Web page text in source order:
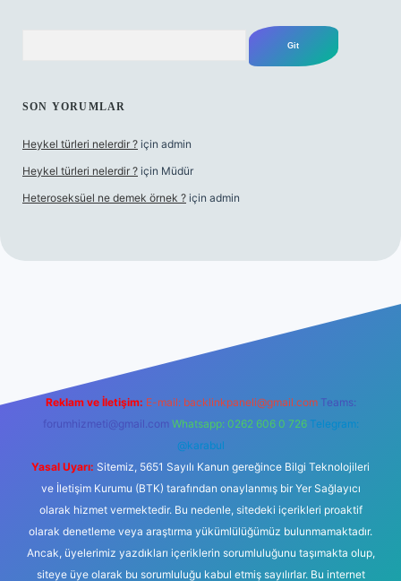
SON YORUMLAR
Heykel türleri nelerdir ? için admin
Heykel türleri nelerdir ? için Müdür
Heteroseksüel ne demek örnek ? için admin
Reklam ve İletişim: E-mail: backlinkpaneli@gmail.com Teams:
forumhizmeti@gmail.com Whatsapp: 0262 606 0 726 Telegram:
@karabul
Yasal Uyarı: Sitemiz, 5651 Sayılı Kanun gereğince Bilgi Teknolojileri
ve İletişim Kurumu (BTK) tarafından onaylanmış bir Yer Sağlayıcı
olarak hizmet vermektedir. Bu nedenle, sitedeki içerikleri proaktif
olarak denetleme veya araştırma yükümlülüğümüz bulunmamaktadır.
Ancak, üyelerimiz yazdıkları içeriklerin sorumluluğunu taşımakta olup,
siteye üye olarak bu sorumluluğu kabul etmiş sayılırlar. Bu internet